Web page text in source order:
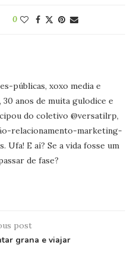
0
públicas, xoxo media e
anos de muita gulodice e
do coletivo @versatilrp,
relacionamento-marketing-
E aí? Se a vida fosse um
de fase?
post
grana e viajar